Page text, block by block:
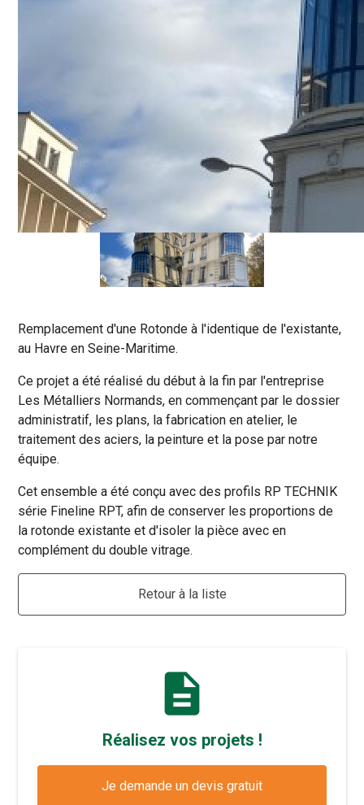
Remplacement d'une Rotonde à l'identique de l'existante,
au Havre en Seine-Maritime.
Ce projet a été réalisé du début à la fin par l'entreprise
Les Métalliers Normands, en commençant par le dossier
administratif, les plans, la fabrication en atelier, le
traitement des aciers, la peinture et la pose par notre
équipe.
Cet ensemble a été conçu avec des profils RP TECHNIK
série Fineline RPT, afin de conserver les proportions de
la rotonde existante et d'isoler la pièce avec en
complément du double vitrage.
Retour à la liste
description
Réalisez vos projets !
Je demande un devis gratuit